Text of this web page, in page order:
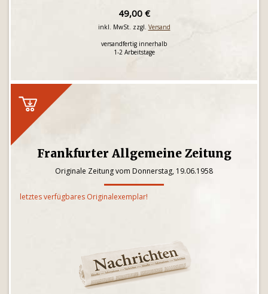
49,00 €
inkl. MwSt. zzgl. Versand
versandfertig innerhalb
1-2 Arbeitstage
Frankfurter Allgemeine Zeitung
Originale Zeitung vom Donnerstag, 19.06.1958
letztes verfügbares Originalexemplar!